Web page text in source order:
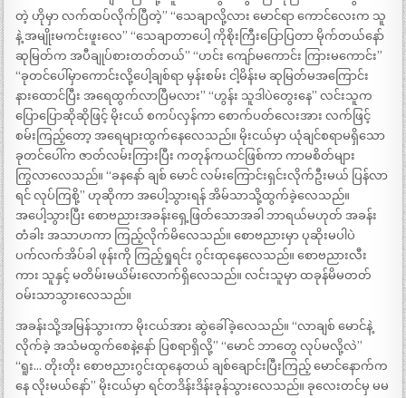
တဲ့ ဟိုမှာ လက်ထပ်လိုက်ပြီတဲ့” “သေချာလို့လား မောင်ရာ ကောင်လေးက သူ
နဲ့ အမျိုးမကင်းဖူးလေ” “သေချာတာပေါ့ ကိုစိုးကြီးပြောပြတာ မိုက်တယ်နော်
ဆုမြတ်က အပီချုပ်စားတတ်တယ်” “ဟင်း ကျော်မကောင်း ကြားမကောင်း”
“ခုတင်ပေါ်မှာကောင်းလို့ပေါ့ချစ်ရာ မှန်းစမ်း ငါ့မိန်းမ ဆုမြတ်မအကြောင်း
နားထောင်ပြီး အရေထွက်လာပြီမလား” “ဟွန်း သူဒါပဲတွေးနေ” လင်းသူက
ပြောပြောဆိုဆိုဖြင့် မိုးငယ် စကပ်လှန်ကာ စောက်ပတ်လေးအား လက်ဖြင့်
စမ်းကြည့်တော့ အရေများထွက်နေလေသည်။ မိုးငယ်မှာ ယုံချင်စရာမရှိသော
ခုတင်ပေါ်က ဇာတ်လမ်းကြားပြီး ကတုန်ကယင်ဖြစ်ကာ ကာမစိတ်များ
ကြွလာလေသည်။ “ခနနော် ချစ် မောင် လမ်းကြောင်းရှင်းလိုက်ဦးမယ် ပြန်လာ
ရင် လုပ်ကြစို့” ဟုဆိုကာ အပေါ့သွားရန် အိမ်သာသို့ထွက်ခဲ့လေသည်။
အပေါ့သွားပြီး စောဗညားအခန်းရှေ့ဖြတ်သောအခါ ဘာရယ်မဟုတ် အခန်း
တံခါး အသာဟကာ ကြည့်လိုက်မိလေသည်။ စောဗညားမှာ ပုဆိုးမပါပဲ
ပက်လက်အိပ်ခါ ဖုန်းကို ကြည့်ရှုရင်း ဂွင်းထုနေလေသည်။ စောဗညားလီး
ကား သူနှင့် မတိမ်းမယိမ်းလောက်ရှိလေသည်။ လင်းသူမှာ ထခုန်မိမတတ်
ဝမ်းသာသွားလေသည်။
အခန်းသို့အမြန်သွားကာ မိုးငယ်အား ဆွဲခေါ်ခဲ့လေသည်။ “လာချစ် မောင်နဲ့
လိုက်ခဲ့ အသံမထွက်စေနဲ့နော် ပြစရာရှိလို့” “မောင် ဘာတွေ လုပ်မလို့လဲ”
“ရူး… တိုးတိုး စောဗညားဂွင်းထုနေတယ် ချစ်ချောင်းပြီးကြည့် မောင်နောက်က
နေ လိုးမယ်နော်” မိုးငယ်မှာ ရင်တဒိန်းဒိန်းခုန်သွားလေသည်။ ခုလေးတင်မှ မမ